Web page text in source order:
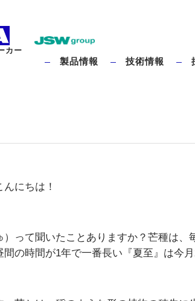
カー
製品情報 技術情報
にちは！
って聞いたことありますか？芒種は、
の時間が1年で一番長い『夏至』は今月